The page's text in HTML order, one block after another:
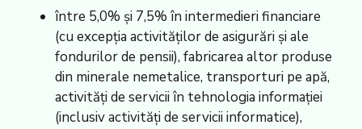
între 5,0% și 7,5% în intermedieri financiare
(cu excepţia activităţilor de asigurări şi ale
fondurilor de pensii), fabricarea altor produse
din minerale nemetalice, transporturi pe apă,
activităţi de servicii în tehnologia informației
(inclusiv activităţi de servicii informatice),